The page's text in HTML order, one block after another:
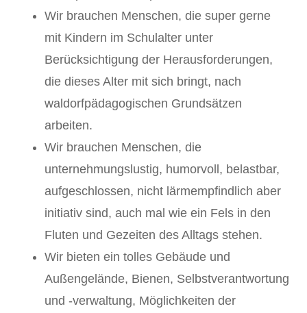
Wir brauchen Menschen, die super gerne
mit Kindern im Schulalter unter
Berücksichtigung der Herausforderungen,
die dieses Alter mit sich bringt, nach
waldorfpädagogischen Grundsätzen
arbeiten.
Wir brauchen Menschen, die
unternehmungslustig, humorvoll, belastbar,
aufgeschlossen, nicht lärmempfindlich aber
initiativ sind, auch mal wie ein Fels in den
Fluten und Gezeiten des Alltags stehen.
Wir bieten ein tolles Gebäude und
Außengelände, Bienen, Selbstverantwortung
und -verwaltung, Möglichkeiten der